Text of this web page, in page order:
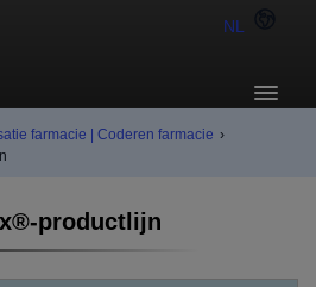
NL
farmacie | Coderen farmacie ›
productlijn